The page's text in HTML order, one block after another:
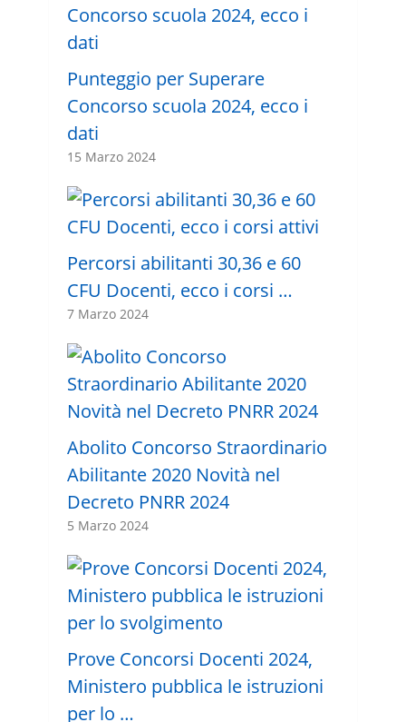
Punteggio per Superare
Concorso scuola 2024, ecco i
dati
15 Marzo 2024
Percorsi abilitanti 30,36 e 60
CFU Docenti, ecco i corsi …
7 Marzo 2024
Abolito Concorso Straordinario
Abilitante 2020 Novità nel
Decreto PNRR 2024
5 Marzo 2024
Prove Concorsi Docenti 2024,
Ministero pubblica le istruzioni
per lo …